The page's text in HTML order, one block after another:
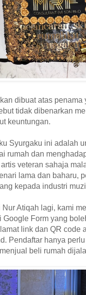
dibuat atas
tidak dibenarkan
keuntungan.
Syurgaku ini adalah
rumah dan
veteran sahaja
lama dan baharu,
kepada industri
Nur Atiqah lagi, kami
Form yang
link dan QR code
Pendaftar hanya
beli rumah